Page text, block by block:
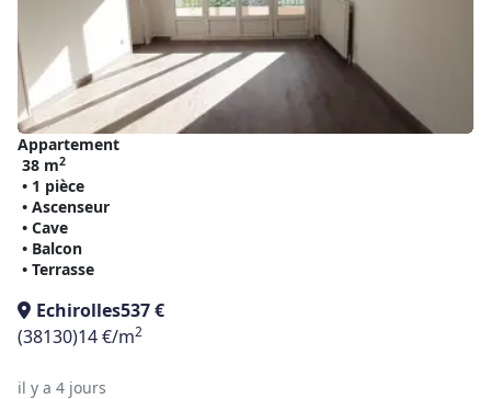
Appartement
38 m2
• 1 pièce
• Ascenseur
• Cave
• Balcon
• Terrasse
Echirolles537 €
(38130)14 €/m2
il y a 4 jours